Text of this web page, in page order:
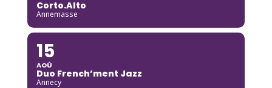
Corto.Alto
Annemasse
15
AOÛ
Duo French’ment Jazz
Annecy